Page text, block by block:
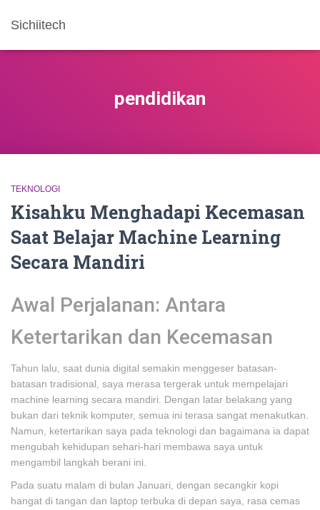
Sichiitech
pendidikan
TEKNOLOGI
Kisahku Menghadapi Kecemasan
Saat Belajar Machine Learning
Secara Mandiri
Awal Perjalanan: Antara
Ketertarikan dan Kecemasan
Tahun lalu, saat dunia digital semakin menggeser batasan-
batasan tradisional, saya merasa tergerak untuk mempelajari
machine learning secara mandiri. Dengan latar belakang yang
bukan dari teknik komputer, semua ini terasa sangat menakutkan.
Namun, ketertarikan saya pada teknologi dan bagaimana ia dapat
mengubah kehidupan sehari-hari membawa saya untuk
mengambil langkah berani ini.
Pada suatu malam di bulan Januari, dengan secangkir kopi
hangat di tangan dan laptop terbuka di depan saya, rasa cemas